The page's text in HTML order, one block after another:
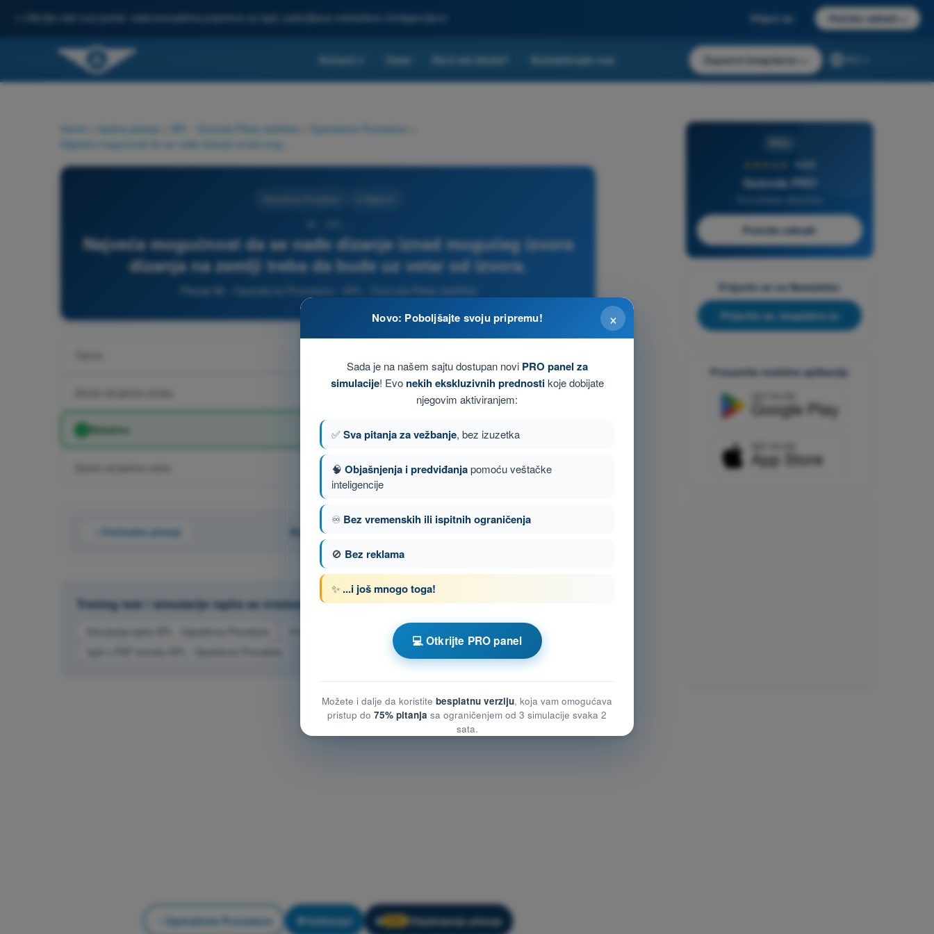
Otkrijte naš novi portal: vaša kompletna priprema za ispit, poboljšana veštačkom inteligencijom Prijavi se Počnite odmah
Kvizovi Cene Da li ste škola? Kontaktirajte nas Započni besplatno
Home Ispitna pitanja SPL - Dozvola Pilota Jedrilice Operativne Procedure
Najveća mogućnost da se nađe dizanje iznad mogućeg izvora
dizanja na zemlji treba da bude uz vetar od izvora.
Pitanje 86 - Operativne Procedure - SPL - Dozvola Pilota Jedrilice
Netačno
Prethodno pitanje Pitanje 86 od 102
Trening test i simulacije ispita sa vremenom SPL - Dozvola Pilota Jedrilice
Kviz za vežbanje SPL - Operativne Procedure
Operativne Procedure Vežbanje! 🔒 Objašnjenje pitanja
4,6/5
Quizvds PRO
Počnite odmah
Prijavite se na Newsletter
Prijavite se, besplatno je
Preuzmite mobilne aplikacije
×
Novo: Poboljšajte svoju pripremu!
Sada je na našem sajtu dostupan novi PRO panel za
simulacije! Evo nekih ekskluzivnih prednostikoje dobijate
njegovim aktiviranjem:
✅Sva pitanja za vežbanje, bez izuzetka
🧠 Objašnjenja i predviđanjapomoću veštačke
inteligencije
♾️ Bez vremenskih ili ispitnih ograničenja
🚫 Bez reklama
✨ ...i još mnogo toga!
💻 Otkrijte PRO panel
Možete i dalje da koristite besplatnu verziju, koja vam omogućava
pristup do 75% pitanja sa ograničenjem od 3 simulacije svaka 2
sata.